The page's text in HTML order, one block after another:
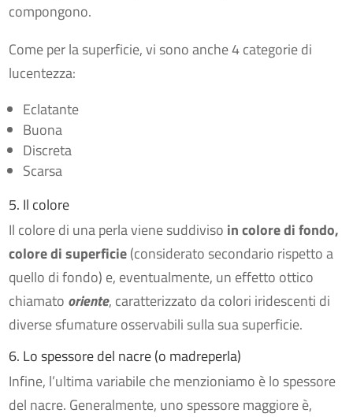
compongono.
Come per la superficie, vi sono anche 4 categorie di
lucentezza:
Eclatante
Buona
Discreta
Scarsa
5. Il colore
Il colore di una perla viene suddiviso in colore di fondo,
colore di superficie(considerato secondario rispetto a
quello di fondo) e, eventualmente, un effetto ottico
chiamato oriente, caratterizzato da colori iridescenti di
diverse sfumature osservabili sulla sua superficie.
6. Lo spessore del nacre (o madreperla)
Infine, l’ultima variabile che menzioniamo è lo spessore
del nacre. Generalmente, uno spessore maggiore è,